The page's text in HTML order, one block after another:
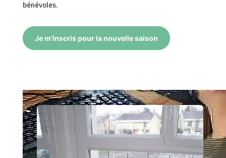
bénévoles.
Je m'inscris pour la nouvelle saison